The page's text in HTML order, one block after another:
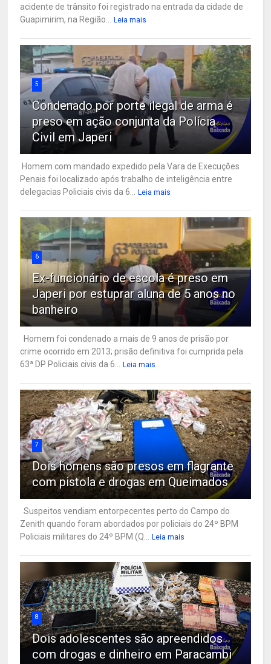
acidente de trânsito foi registrado na entrada da cidade de
Guapimirim, na Região... Leia mais
5
Condenado por porte ilegal de arma é
preso em ação conjunta da Polícia
Civil em Japeri
Homem com mandado expedido pela Vara de Execuções
Penais foi localizado após trabalho de inteligência entre
delegacias Policiais civis da 6... Leia mais
6
Ex-funcionário de escola é preso em
Japeri por estuprar aluna de 5 anos no
banheiro
Homem foi condenado a mais de 9 anos de prisão por
crime ocorrido em 2013; prisão definitiva foi cumprida pela
63ª DP Policiais civis da 6... Leia mais
7
Dois homens são presos em flagrante
com pistola e drogas em Queimados
Suspeitos vendiam entorpecentes perto do Campo do
Zenith quando foram abordados por policiais do 24º BPM
Policiais militares do 24º BPM (Q... Leia mais
8
Dois adolescentes são apreendidos
com drogas e dinheiro em Paracambi